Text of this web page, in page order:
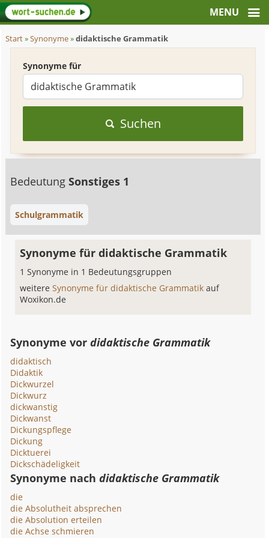
Start»Synonyme»didaktische Grammatik
Synonyme für
Suchen
BedeutungSonstiges 1
Schulgrammatik
Synonyme für didaktische Grammatik
1 Synonyme in 1 Bedeutungsgruppen
weitereSynonyme für didaktische Grammatikauf
Woxikon.de
Synonyme vordidaktische Grammatik
didaktisch
Didaktik
Dickwurzel
Dickwurz
dickwanstig
Dickwanst
Dickungspflege
Dickung
Dicktuerei
Dickschädeligkeit
Synonyme nachdidaktische Grammatik
die
die Absolutheit absprechen
die Absolution erteilen
die Achse schmieren